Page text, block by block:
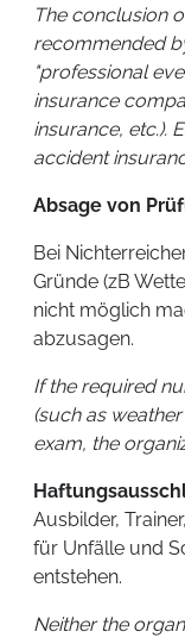
The conclusion
recommended
"professional
insurance
insurance, etc.).
accident
Absage von
Bei
Gründe (zB
nicht möglich
abzusagen.
If the required
(such as
exam, the
Ausbilder,
für Unfälle und
entstehen.
Neither the